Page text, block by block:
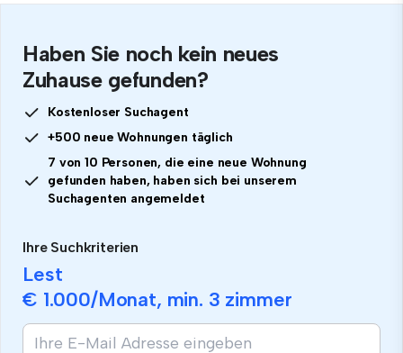
Haben Sie noch kein neues
Zuhause gefunden?
Kostenloser Suchagent
+500 neue Wohnungen täglich
7 von 10 Personen, die eine neue Wohnung
gefunden haben, haben sich bei unserem
Suchagenten angemeldet
Ihre Suchkriterien
Lest
€ 1.000/Monat, min. 3 zimmer